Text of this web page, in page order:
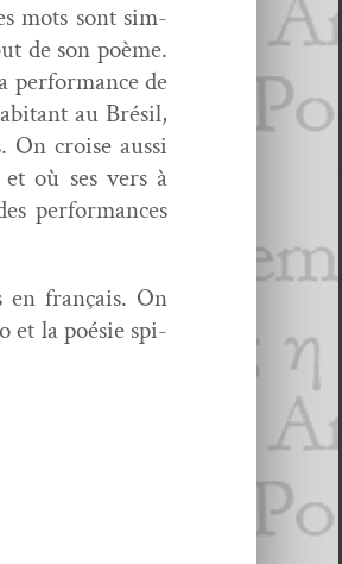
mots sont sim­
de son poème.
per­for­mance de
au Brésil,
On croise aus­si
où ses vers à
per­for­mances
en français. On
et la poésie spi­